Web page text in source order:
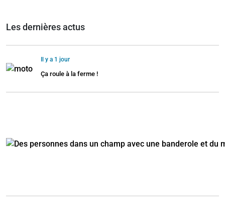
Les dernières actus
Il y a 1 jour
Ça roule à la ferme !